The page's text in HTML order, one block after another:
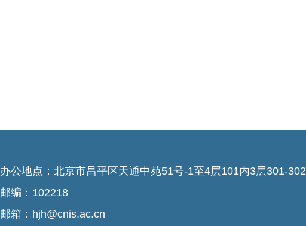
办公地点：北京市昌平区天通中苑51号-1至4层101内3层301-302
邮编：102218
邮箱：hjh@cnis.ac.cn